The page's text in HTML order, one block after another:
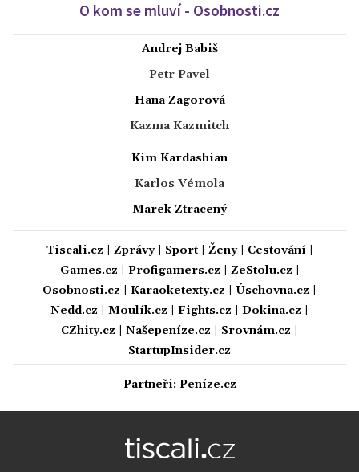
O kom se mluví - Osobnosti.cz
Andrej Babiš
Petr Pavel
Hana Zagorová
Kazma Kazmitch
Kim Kardashian
Karlos Vémola
Marek Ztracený
Tiscali.cz Zprávy| Sport| Ženy| Cestování|
Games.cz
Profigamers.cz ZeStolu.cz
Osobnosti.cz
Karaoketexty.cz Úschovna.cz
Nedd.cz
Moulík.cz Fights.cz Dokina.cz
CZhity.cz
Našepeníze.cz Srovnám.cz
StartupInsider.cz
Partneři: Peníze.cz